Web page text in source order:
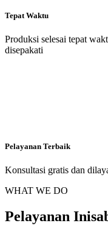
Tepat Waktu
Produksi selesai tepat
disepakati
Pelayanan Terbaik
Konsultasi gratis dan
WHAT WE DO
Pelayanan